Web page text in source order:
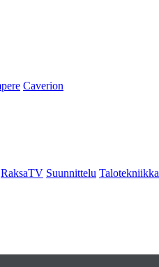
Caverion
RaksaTV Suunnittelu Talotekniikka